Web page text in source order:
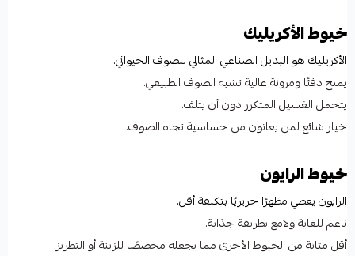
خيوط الأكريليك
الأكريليك هو البديل الصناعي المثالي للصوف الحيواني.
يمنح دفئًا ومرونة عالية تشبه الصوف الطبيعي.
يتحمل الغسيل المتكرر دون أن يتلف.
خيار شائع لمن يعانون من حساسية تجاه الصوف.
خيوط الرايون
الرايون يعطي مظهرًا حريريًا بتكلفة أقل.
ناعم للغاية ولامع بطريقة جذابة.
أقل متانة من الخيوط الأخرى مما يجعله مخصصًا للزينة أو التطريز.